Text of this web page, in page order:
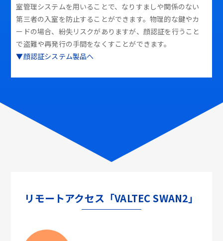
室管理システムを用いることで、なりすましや関係のない
第三者の入室を防止することができます。物理的な鍵やカ
ードの場合、紛失リスクがありますが、顔認証を行うこと
で盗難や再発行の手間をなくすことができます。
▼顔認証システム製品へ
リモートアクセス「VALTEC SWAN2」